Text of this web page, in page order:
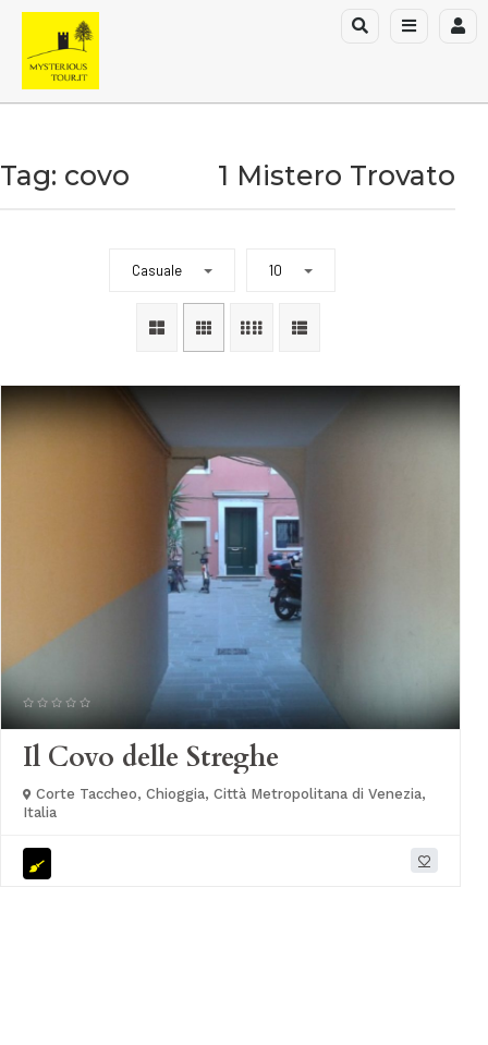
Tag: covo 1 Mistero Trovato
Casuale 10
Il Covo delle Streghe
Corte Taccheo, Chioggia, Città Metropolitana di Venezia,
Italia